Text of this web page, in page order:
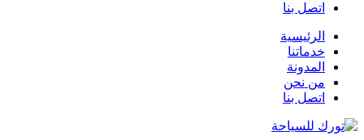
اتصل بنا
الرئيسية
خدماتنا
المدونة
من نحن
اتصل بنا